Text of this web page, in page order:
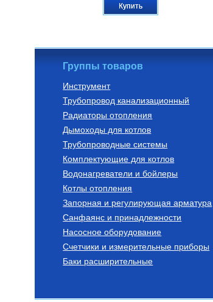
Купить
Насосы для скважин
ПОГРУЖНОЙ НАСОС БЦПЭ
0,5-16 У КАБЕЛЬ 16 м (400 Вт,
60 л/мин, напор 27 м, D 105
мм)
15 990Руб.
Купить
Группы товаров
Инструмент
Трубопровод канализационный
Радиаторы отопления
Дымоходы для котлов
Трубопроводные системы
Комплектующие для котлов
Водонагреватели и бойлеры
Котлы отопления
Запорная и регулирующая арматура
Санфаянс и принадлежности
Насосное оборудование
Счетчики и измерительные приборы
Баки расширительные